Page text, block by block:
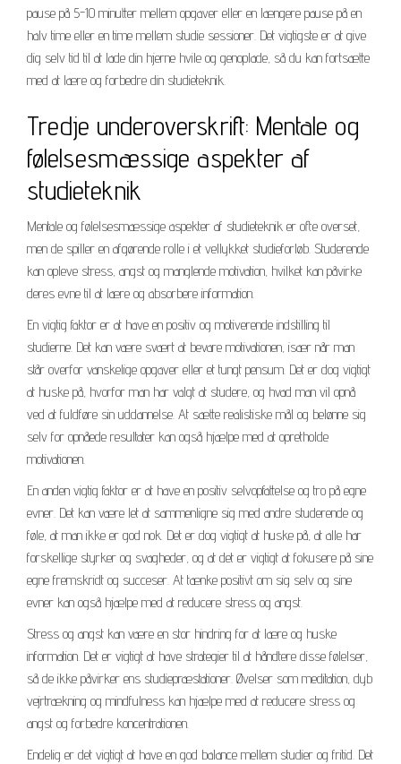
pause på 5-10 minutter mellem opgaver eller en længere pause på en
halv time eller en time mellem studie sessioner. Det vigtigste er at give
dig selv tid til at lade din hjerne hvile og genoplade, så du kan fortsætte
med at lære og forbedre din studieteknik.
Tredje underoverskrift: Mentale og
følelsesmæssige aspekter af
studieteknik
Mentale og følelsesmæssige aspekter af studieteknik er ofte overset,
men de spiller en afgørende rolle i et vellykket studieforløb. Studerende
kan opleve stress, angst og manglende motivation, hvilket kan påvirke
deres evne til at lære og absorbere information.
En vigtig faktor er at have en positiv og motiverende indstilling til
studierne. Det kan være svært at bevare motivationen, især når man
står overfor vanskelige opgaver eller et tungt pensum. Det er dog vigtigt
at huske på, hvorfor man har valgt at studere, og hvad man vil opnå
ved at fuldføre sin uddannelse. At sætte realistiske mål og belønne sig
selv for opnåede resultater kan også hjælpe med at opretholde
motivationen.
En anden vigtig faktor er at have en positiv selvopfattelse og tro på egne
evner. Det kan være let at sammenligne sig med andre studerende og
føle, at man ikke er god nok. Det er dog vigtigt at huske på, at alle har
forskellige styrker og svagheder, og at det er vigtigt at fokusere på sine
egne fremskridt og succeser. At tænke positivt om sig selv og sine
evner kan også hjælpe med at reducere stress og angst.
Stress og angst kan være en stor hindring for at lære og huske
information. Det er vigtigt at have strategier til at håndtere disse følelser,
så de ikke påvirker ens studiepræstationer. Øvelser som meditation, dyb
vejrtrækning og mindfulness kan hjælpe med at reducere stress og
angst og forbedre koncentrationen.
Endelig er det vigtigt at have en god balance mellem studier og fritid. Det